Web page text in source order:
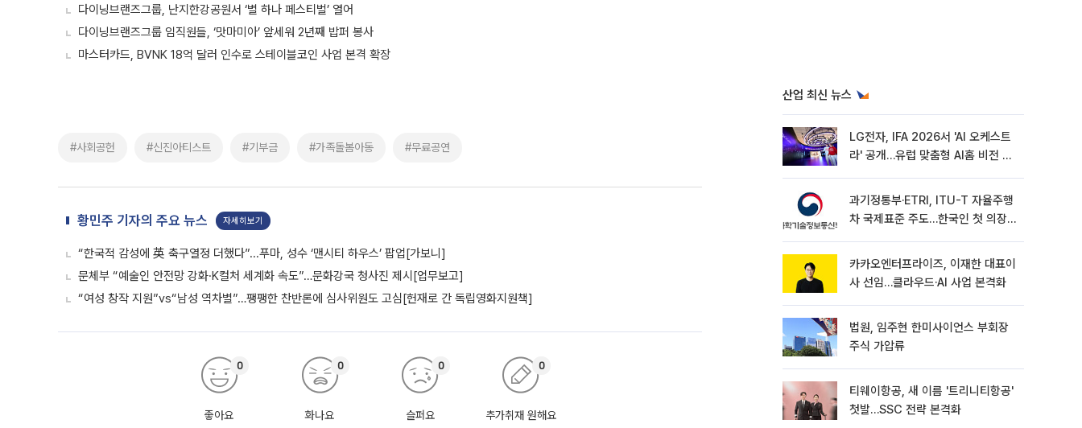
다이닝브랜즈그룹, 난지한강공원서 ‘별 하나 페스티벌’ 열어
다이닝브랜즈그룹 임직원들, ‘맛마미아’ 앞세워 2년째 밥퍼 봉사
마스터카드, BVNK 18억 달러 인수로 스테이블코인 사업 본격 확장
#사회공헌 #신진아티스트 #기부금 #가족돌봄아동 #무료공연
황민주 기자의 주요 뉴스 자세히보기
“한국적 감성에 英 축구열정 더했다”...푸마, 성수 ‘맨시티 하우스’ 팝업[가보니]
문체부 “예술인 안전망 강화·K컬처 세계화 속도”…문화강국 청사진 제시[업무보고]
“여성 창작 지원”vs“남성 역차별”…팽팽한 찬반론에 심사위원도 고심[헌재로 간 독립영화지원책]
좋아요
0
화나요
0
슬퍼요
0
추가취재 원해요
0
산업 최신 뉴스
LG전자, IFA 2026서 'AI 오케스트
라' 공개…유럽 맞춤형 AI홈 비전 제
과기정통부·ETRI, ITU-T 자율주행
차 국제표준 주도…한국인 첫 의장
카카오엔터프라이즈, 이재한 대표이
사 선임…클라우드·AI 사업 본격화
법원, 임주현 한미사이언스 부회장
주식 가압류
티웨이항공, 새 이름 '트리니티항공'
첫발…SSC 전략 본격화